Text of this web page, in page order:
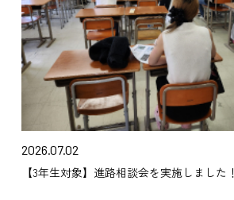
2026.07.02
【3年生対象】進路相談会を実施しました！